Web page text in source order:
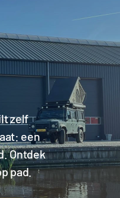
zelf
een
Ontdek
pad.